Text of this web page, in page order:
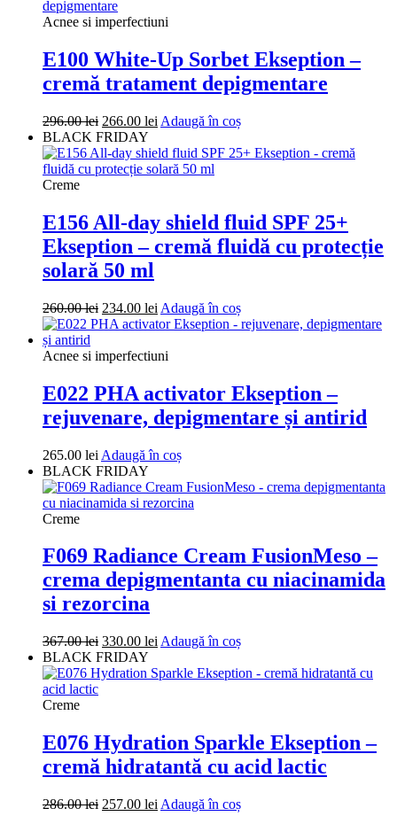
Acnee si imperfectiuni
E100 White-Up Sorbet Ekseption –
cremă tratament depigmentare
296.00lei Prețul
inițial
a
fost:
266.00 lei Prețul
este:
266.00 lei.
Adaugă în coș
BLACK FRIDAY
Creme
E156 All-day shield fluid SPF 25+
Ekseption – cremă fluidă cu protecție
solară 50 ml
260.00lei Prețul
inițial
fost:
234.00 lei Prețul
curent
234.00 lei.
Adaugă în coș
Acnee si imperfectiuni
E022 PHA activator Ekseption –
rejuvenare, depigmentare și antirid
265.00 lei Adaugă în coș
BLACK FRIDAY
Creme
F069 Radiance Cream FusionMeso –
crema depigmentanta cu niacinamida
si rezorcina
367.00lei Prețul
inițial
a
330.00 lei Prețul
este:
Adaugă în coș
BLACK FRIDAY
Creme
E076 Hydration Sparkle Ekseption –
cremă hidratantă cu acid lactic
286.00lei Prețul
257.00 lei Prețul
Adaugă în coș